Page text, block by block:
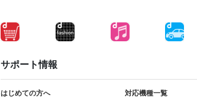
サポート情報
はじめての方へ
対応機種一覧